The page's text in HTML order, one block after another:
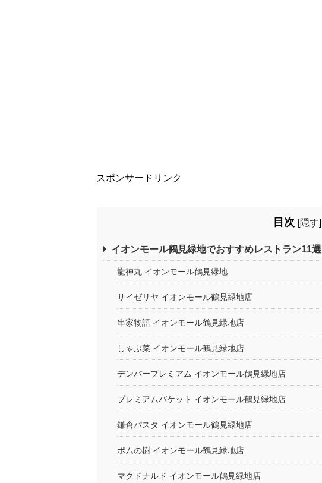
スポンサードリンク
目次 [隠す]
イオンモール鶴見緑地でおすすめレストラン11選
龍神丸 イオンモール鶴見緑地
サイゼリヤ イオンモール鶴見緑地店
串家物語 イオンモール鶴見緑地店
しゃぶ菜 イオンモール鶴見緑地店
デンバープレミアム イオンモール鶴見緑地店
プレミアムバケット イオンモール鶴見緑地店
鎌倉パスタ イオンモール鶴見緑地店
ポムの樹 イオンモール鶴見緑地店
マクドナルド イオンモール鶴見緑地店